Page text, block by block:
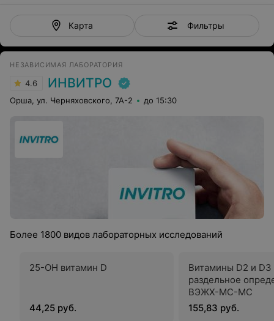
Карта Фильтры
НЕЗАВИСИМАЯ ЛАБОРАТОРИЯ
4.6 ИНВИТРО
Орша, ул. Черняховского, 7А-2 до 15:30
Более 1800 видов лабораторных исследований
25-ОН витамин D
44,25 руб.
Витамины D2 и D3
раздельное
ВЭЖХ-МС-МС
155,83 руб.